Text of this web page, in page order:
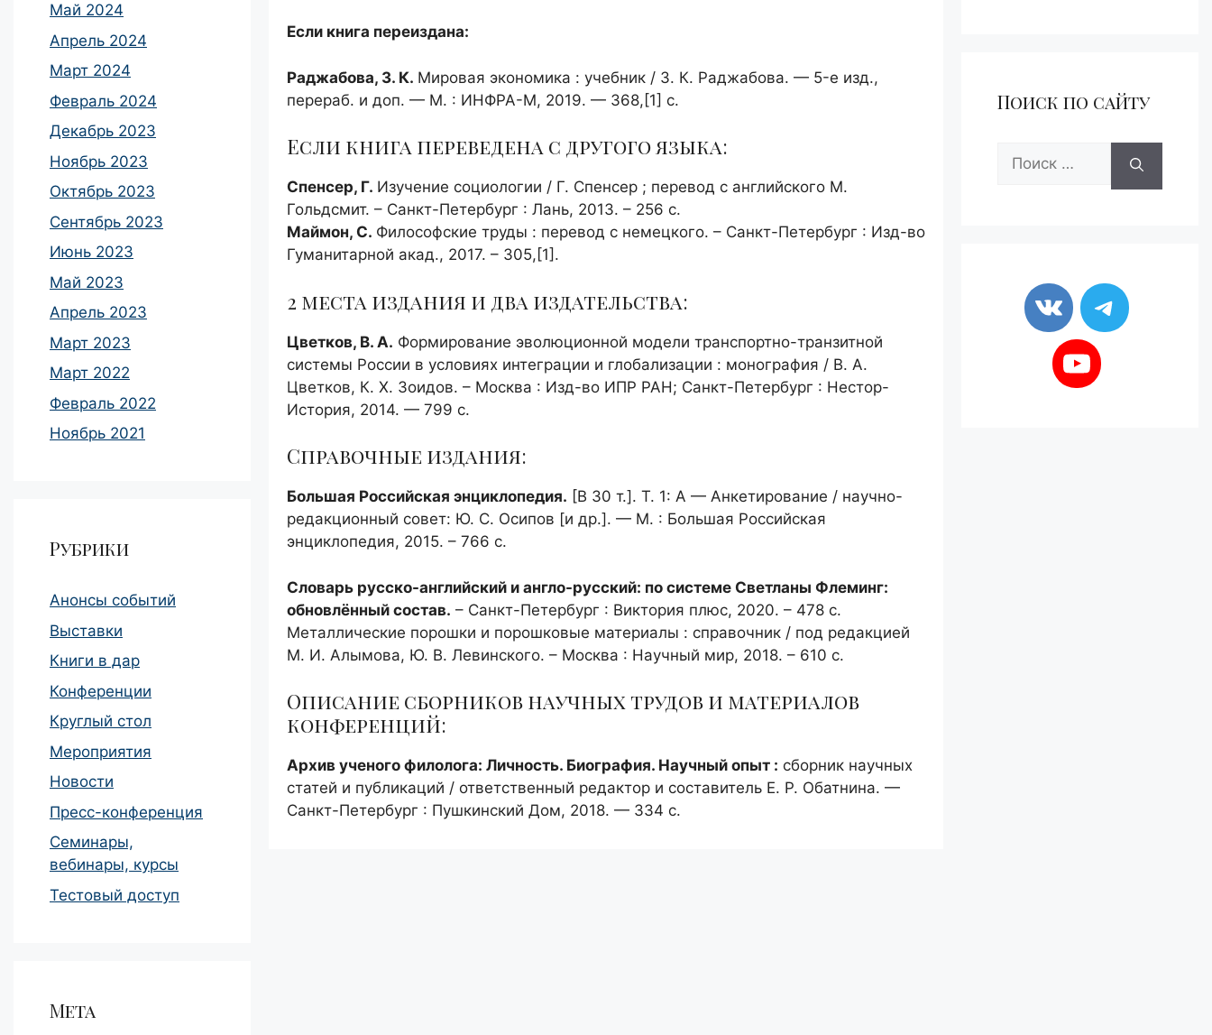
Если книга переиздана:
Раджабова, З. К. Мировая экономика : учебник / З. К. Раджабова. — 5-e изд.,
перераб. и доп. — М. : ИНФРА-М, 2019. — 368,[1] c.
Если книга переведена с другого языка:
Спенсер, Г. Изучение социологии / Г. Спенсер ; перевод с английского М.
Гольдсмит. – Санкт-Петербург : Лань, 2013. – 256 с.
Маймон, С. Философские труды : перевод с немецкого. – Санкт-Петербург : Изд-во
Гуманитарной акад., 2017. – 305,[1].
2 места издания и два издательства:
Цветков, В. А. Формирование эволюционной модели транспортно-транзитной
системы России в условиях интеграции и глобализации : монография / В. А.
Цветков, К. Х. Зоидов. – Москва : Изд-во ИПР РАН; Санкт-Петербург : Нестор-
История, 2014. — 799 с.
Справочные издания:
Большая Российская энциклопедия. [В 30 т.]. Т. 1: А — Анкетирование / научно-
редакционный совет: Ю. С. Осипов [и др.]. — М. : Большая Российская
энциклопедия, 2015. – 766 с.
Словарь русско-английский и англо-русский: по системе Светланы Флеминг:
обновлённый состав. – Санкт-Петербург : Виктория плюс, 2020. – 478 с.
Металлические порошки и порошковые материалы : справочник / под редакцией
М. И. Алымова, Ю. В. Левинского. – Москва : Научный мир, 2018. – 610 с.
Описание сборников научных трудов и материалов
конференций:
Архив ученого филолога: Личность. Биография. Научный опыт : сборник научных
статей и публикаций / ответственный редактор и составитель Е. Р. Обатнина. —
Санкт-Петербург : Пушкинский Дом, 2018. — 334 с.
Май 2024
Апрель 2024
Март 2024
Февраль 2024
Декабрь 2023
Ноябрь 2023
Октябрь 2023
Сентябрь 2023
Июнь 2023
Май 2023
Апрель 2023
Март 2023
Март 2022
Февраль 2022
Ноябрь 2021
Рубрики
Анонсы событий
Выставки
Книги в дар
Конференции
Круглый стол
Мероприятия
Новости
Пресс-конференция
Семинары,
вебинары, курсы
Тестовый доступ
Мета
Поиск по сайту